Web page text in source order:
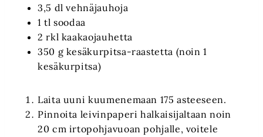
3,5 dl vehnäjauhoja
1 tl soodaa
2 rkl kaakaojauhetta
350 g kesäkurpitsa-raastetta (noin 1
kesäkurpitsa)
Laita uuni kuumenemaan 175 asteeseen.
Pinnoita leivinpaperi halkaisijaltaan noin
20 cm irtopohjavuoan pohjalle, voitele